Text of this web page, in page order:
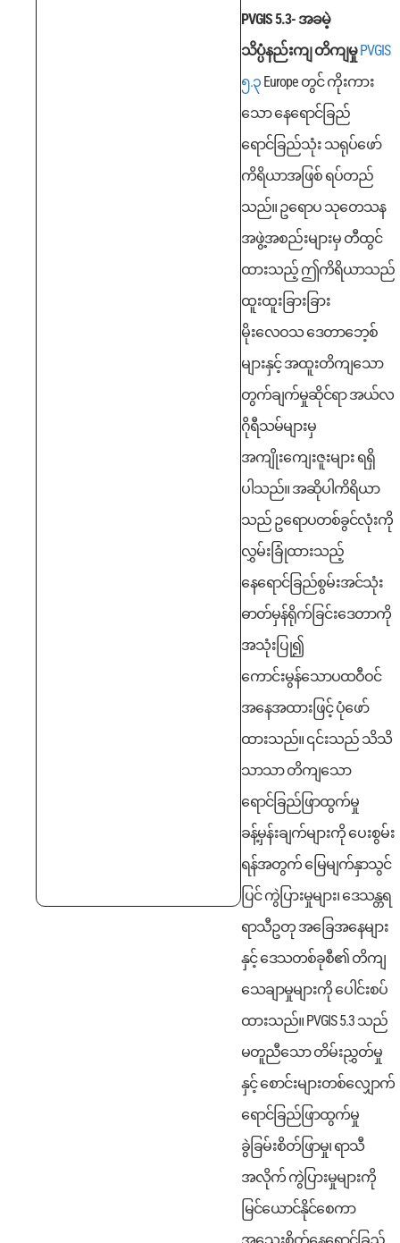
PVGIS 5.3- အခမဲ့
သိပ္ပံနည်းကျ တိကျမှု PVGIS
၅.၃ Europe တွင် ကိုးကား
သော နေရောင်ခြည်
ရောင်ခြည်သုံး သရုပ်ဖော်
ကိရိယာအဖြစ် ရပ်တည်
သည်။ ဥရောပ သုတေသန
အဖွဲ့အစည်းများမှ တီထွင်
ထားသည့် ဤကိရိယာသည်
ထူးထူးခြားခြား
မိုးလေဝသ ဒေတာဘေ့စ်
များနှင့် အထူးတိကျသော
တွက်ချက်မှုဆိုင်ရာ အယ်လ
ဂိုရီသမ်များမှ
အကျိုးကျေးဇူးများ ရရှိ
ပါသည်။ အဆိုပါကိရိယာ
သည် ဥရောပတစ်ခွင်လုံးကို
လွှမ်းခြုံထားသည့်
နေရောင်ခြည်စွမ်းအင်သုံး
ဓာတ်မှန်ရိုက်ခြင်းဒေတာကို
အသုံးပြု၍
ကောင်းမွန်သောပထဝီဝင်
အနေအထားဖြင့် ပုံဖော်
ထားသည်။ ၎င်းသည် သိသိ
သာသာ တိကျသော
ရောင်ခြည်ဖြာထွက်မှု
ခန့်မှန်းချက်များကို ပေးစွမ်း
ရန်အတွက် မြေမျက်နှာသွင်
ပြင် ကွဲပြားမှုများ၊ ဒေသန္တရ
ရာသီဥတု အခြေအနေများ
နှင့် ဒေသတစ်ခုစီ၏ တိကျ
သေချာမှုများကို ပေါင်းစပ်
ထားသည်။ PVGIS 5.3 သည်
မတူညီသော တိမ်းညွှတ်မှု
နှင့် စောင်းများတစ်လျှောက်
ရောင်ခြည်ဖြာထွက်မှု
ခွဲခြမ်းစိတ်ဖြာမှု၊ ရာသီ
အလိုက် ကွဲပြားမှုများကို
မြင်ယောင်နိုင်စေကာ